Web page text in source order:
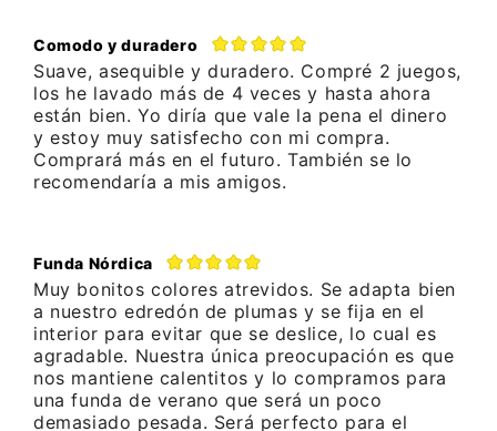
Comodo y duradero
Suave, asequible y duradero. Compré 2 juegos,
los he lavado más de 4 veces y hasta ahora
están bien. Yo diría que vale la pena el dinero
y estoy muy satisfecho con mi compra.
Comprará más en el futuro. También se lo
recomendaría a mis amigos.
Funda Nórdica
Muy bonitos colores atrevidos. Se adapta bien
a nuestro edredón de plumas y se fija en el
interior para evitar que se deslice, lo cual es
agradable. Nuestra única preocupación es que
nos mantiene calentitos y lo compramos para
una funda de verano que será un poco
demasiado pesada. Será perfecto para el